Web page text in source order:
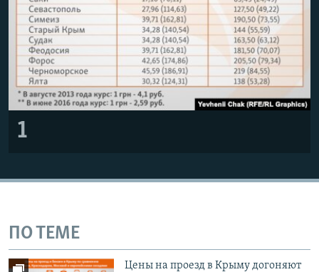
1
ПО ТЕМЕ
Цены на проезд в Крыму догоняют